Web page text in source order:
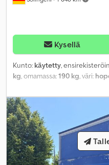
Kysellä
Kunto: käytetty,
kg, omamassa:190 kg, väri:
,
kuormauspaino:1 110 kg,
jousitus:
mm, lastitilan leveys: 1 300 mm
ohjaamo:muu